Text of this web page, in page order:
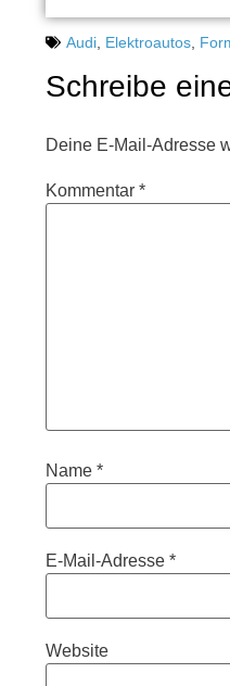
Audi, Elektroautos,
Schreibe
Deine E-Mail-Adresse
Kommentar *
Name *
E-Mail-Adresse *
Website